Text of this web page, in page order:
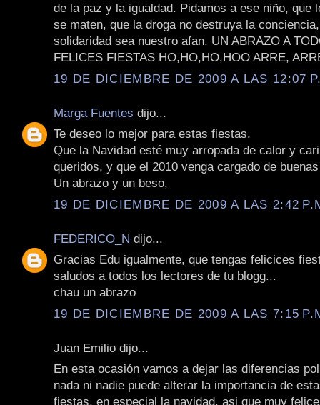
de la paz y la igualdad. Pidamos a ese niño, que
se maten, que la droga no destruya la
solidaridad sea nuestro afan. UN ABRAZO A
FELICES FIESTAS HO,HO,HO,HOO ARRE,
19 DE DICIEMBRE DE 2009 A LAS 12:07
Marga Fuentes dijo...
Te deseo lo mejor para estas fiestas.
Que la Navidad esté muy arropada de calor y
queridos, y que el 2010 venga cargado de
Un abrazo y un beso,
19 DE DICIEMBRE DE 2009 A LAS 2:42
FEDERICO_N dijo...
Gracias Edu igualmente, que tengas felicices
saludos a todos los lectores de tu blogg...
chau un abrazo
19 DE DICIEMBRE DE 2009 A LAS 7:15
Juan Emilio dijo...
En esta ocasión vamos a dejar las diferencias
nada ni nadie puede alterar la importancia de
fiestas, en especial la navidad, asi que muy